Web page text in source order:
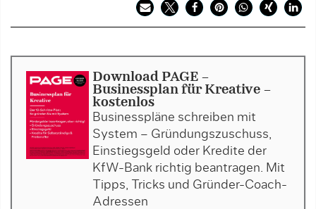
Download PAGE -
Businessplan für Kreative -
kostenlos
Businesspläne schreiben mit
System – Gründungszuschuss,
Einstiegsgeld oder Kredite der
KfW-Bank richtig beantragen. Mit
Tipps, Tricks und Gründer-Coach-
Adressen